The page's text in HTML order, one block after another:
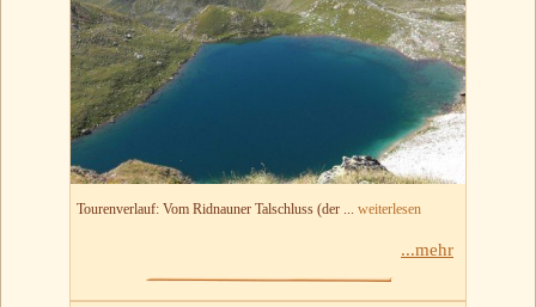
Tourenverlauf: Vom Ridnauner Talschluss (der ... weiterlesen
...mehr